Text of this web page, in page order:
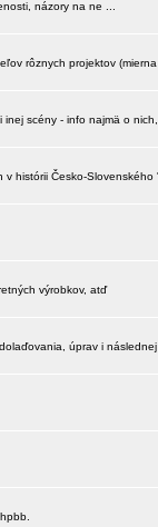
názory na ne ...
rôznych projektov
scény - info najmä o
v histórii Česko-Slovenského
výrobkov, atď
úprav i